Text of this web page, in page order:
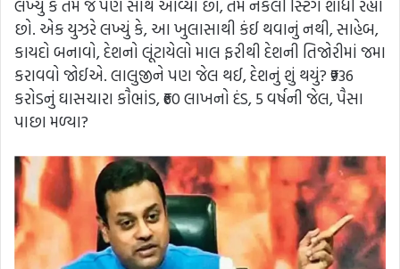
લખ્યું કે તમે જે પણ સાથે આવ્યા છો, તમે નકલી સ્ટિંગ શોધી રહ્યા
છો. એક યુઝરે લખ્યું કે, આ ખુલાસાથી કંઈ થવાનું નથી, સાહેબ,
કાયદો બનાવો, દેશનો લૂંટાયેલો માલ ફરીથી દેશની તિજોરીમાં જમા
કરાવવો જોઈએ. લાલુજીને પણ જેલ થઈ, દેશનું શું થયું? ₹936
કરોડનું ઘાસચારા કૌભાંડ, ₹60 લાખનો દંડ, 5 વર્ષની જેલ, પૈસા
પાછા મળ્યા?